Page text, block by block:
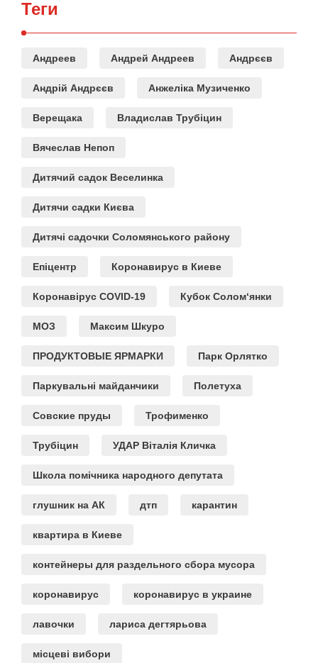
Теги
Андреев Андрей Андреев Андрєєв
Андрій Андрєєв Анжеліка Музиченко
Верещака Владислав Трубіцин
Вячеслав Непоп
Дитячий садок Веселинка
Дитячи садки Києва
Дитячі садочки Соломянського району
Епіцентр Коронавирус в Киеве
Коронавірус COVID-19 Кубок Солом‘янки
МОЗ Максим Шкуро
ПРОДУКТОВЫЕ ЯРМАРКИ Парк Орлятко
Паркувальні майданчики Полетуха
Совские пруды Трофименко
Трубіцин УДАР Віталія Кличка
Школа помічника народного депутата
глушник на АК дтп карантин
квартира в Киеве
контейнеры для раздельного сбора мусора
коронавирус коронавирус в украине
лавочки лариса дегтярьова
місцеві вибори